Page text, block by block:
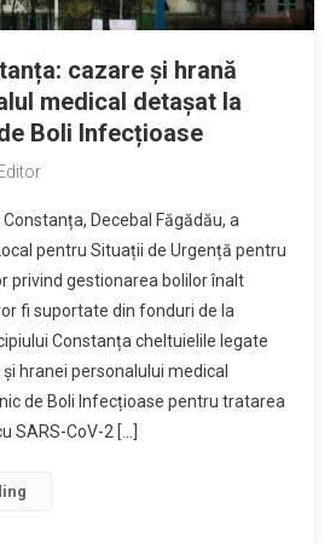
cazare și hrană
medical detașat la
Boli Infecțioase
Decebal Făgădău, a
pentru Situații de Urgență pentru
privind gestionarea bolilor înalt
fi suportate din fonduri de la
Constanța cheltuielile legate
hranei personalului medical
de Boli Infecțioase pentru tratarea
SARS-CoV-2 […]